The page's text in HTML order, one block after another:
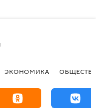
ЭКОНОМИКА